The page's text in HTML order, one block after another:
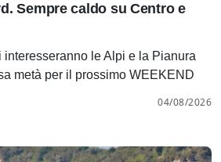
Sempre caldo su Centro e
le Alpi e la Pianura
metà per il prossimo WEEKEND
04/08/2026